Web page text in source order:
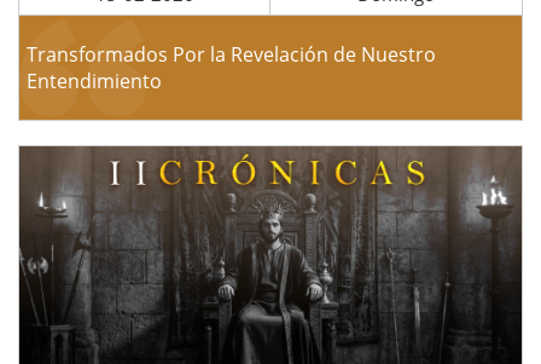
Transformados Por la Revelación de Nuestro
Entendimiento